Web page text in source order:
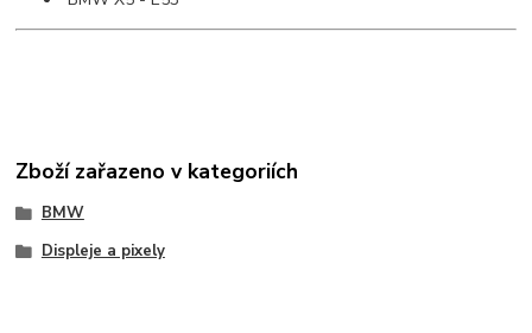
Zboží zařazeno v kategoriích
BMW
Displeje a pixely